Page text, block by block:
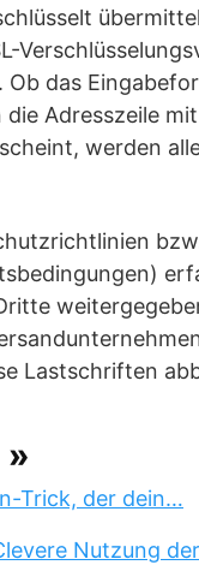
das
Adresszeile mit
werden
Lastschriften
»
Trick, der dein…
Nutzung